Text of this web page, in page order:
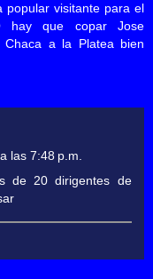
popular visitante para el
hay que copar Jose
Chaca a la Platea bien
las 7:48 p.m.
de 20 dirigentes de